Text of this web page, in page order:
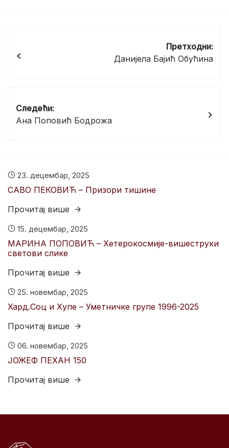
чланка
Претходни:
Данијела Бајић Обућина
Следећи:
Ана Поповић Бодрожа
23. децембар, 2025
САВО ПЕКОВИЋ – Призори тишине
Прочитај више
15. децембар, 2025
МАРИНА ПОПОВИЋ – Хетерокосмије-вишеструки
светови слике
Прочитај више
25. новембар, 2025
Хард.Соц и Хyпе – Уметничке групе 1996-2025
Прочитај више
06. новембар, 2025
ЈОЖЕФ ПЕХАН 150
Прочитај више